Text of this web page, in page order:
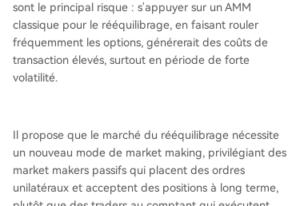
sont le principal risque : s'appuyer sur un AMM
classique pour le rééquilibrage, en faisant rouler
fréquemment les options, générerait des coûts de
transaction élevés, surtout en période de forte
volatilité.
Il propose que le marché du rééquilibrage nécessite
un nouveau mode de market making, privilégiant des
market makers passifs qui placent des ordres
unilatéraux et acceptent des positions à long terme,